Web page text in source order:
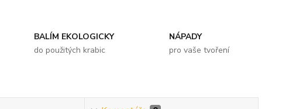
BALÍM EKOLOGICKY
do použitých krabic
NÁPADY
pro vaše tvoření